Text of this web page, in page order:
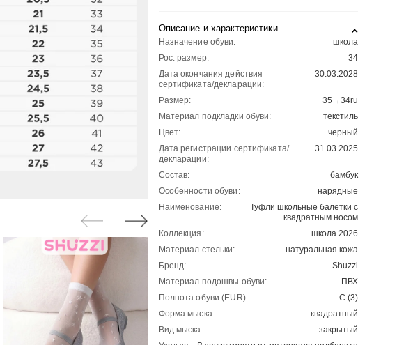
Описание и характеристики
Назначение обуви:
школа
Рос. размер:
34
Дата окончания действия
сертификата/декларации:
30.03.2028
Размер:
35→34ru
Материал подкладки обуви:
текстиль
Цвет:
черный
Дата регистрации сертификата/
декларации:
31.03.2025
Состав:
бамбук
Особенности обуви:
нарядные
Наименование:
Туфли школьные балетки с
квадратным носом
Коллекция:
школа 2026
Материал стельки:
натуральная кожа
Бренд:
Shuzzi
Материал подошвы обуви:
ПВХ
Полнота обуви (EUR):
С (3)
Форма мыска:
квадратный
Вид мыска:
закрытый